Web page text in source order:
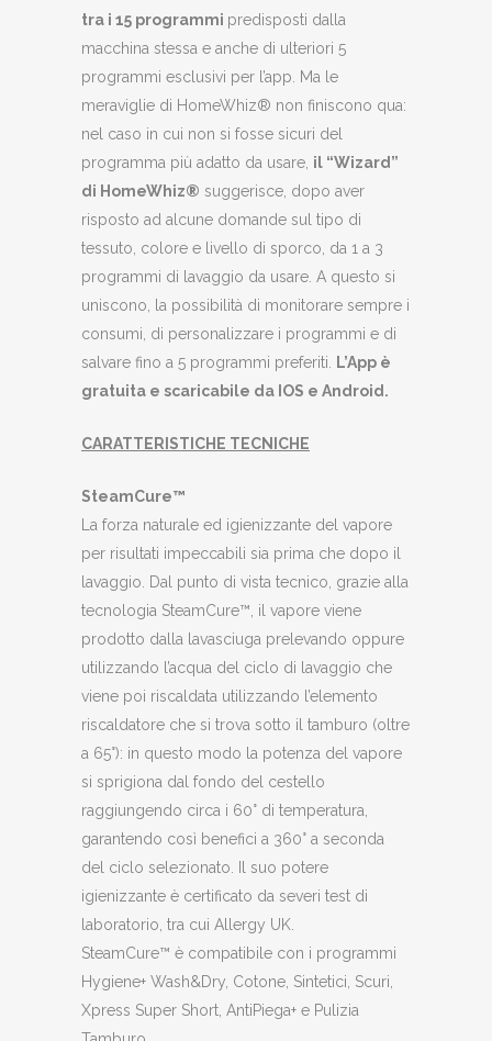
tra i 15 programmi predisposti dalla
macchina stessa e anche di ulteriori 5
programmi esclusivi per l’app. Ma le
meraviglie di HomeWhiz® non finiscono qua:
nel caso in cui non si fosse sicuri del
programma più adatto da usare, il “Wizard”
di HomeWhiz® suggerisce, dopo aver
risposto ad alcune domande sul tipo di
tessuto, colore e livello di sporco, da 1 a 3
programmi di lavaggio da usare. A questo si
uniscono, la possibilità di monitorare sempre i
consumi, di personalizzare i programmi e di
salvare fino a 5 programmi preferiti.
L’App è
gratuita e scaricabile da IOS e Android.
CARATTERISTICHE TECNICHE
SteamCure™
La forza naturale ed igienizzante del vapore
per risultati impeccabili sia prima che dopo il
lavaggio. Dal punto di vista tecnico, grazie alla
tecnologia SteamCure™, il vapore viene
prodotto dalla lavasciuga prelevando oppure
utilizzando l’acqua del ciclo di lavaggio che
viene poi riscaldata utilizzando l’elemento
riscaldatore che si trova sotto il tamburo (oltre
a 65°): in questo modo la potenza del vapore
si sprigiona dal fondo del cestello
raggiungendo circa i 60° di temperatura,
garantendo così benefici a 360° a seconda
del ciclo selezionato. Il suo potere
igienizzante è certificato da severi test di
laboratorio, tra cui Allergy UK.
SteamCure™ è compatibile con i programmi
Hygiene+ Wash&Dry, Cotone, Sintetici, Scuri,
Xpress Super Short, AntiPiega+ e Pulizia